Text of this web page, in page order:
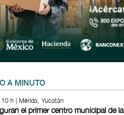
A MINUTO
10 h | Mérida, Yucatán
el primer centro municipal de la